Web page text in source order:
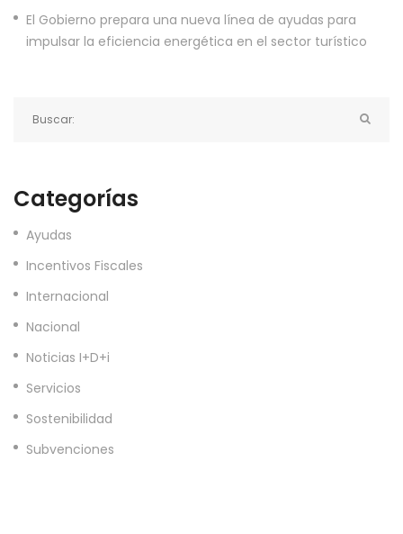
El Gobierno prepara una nueva línea de ayudas para
impulsar la eficiencia energética en el sector turístico
Categorías
Ayudas
Incentivos Fiscales
Internacional
Nacional
Noticias I+D+i
Servicios
Sostenibilidad
Subvenciones